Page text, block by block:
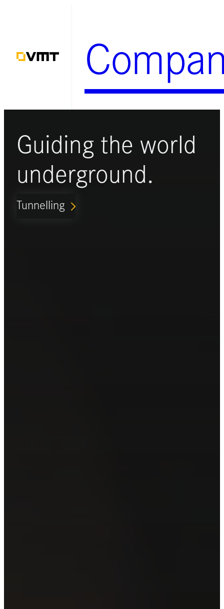
springen
Guiding the world
underground.
Tunnelling ARROW_FORWARD_IOS